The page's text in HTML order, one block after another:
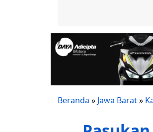
Beranda » Jawa Barat»